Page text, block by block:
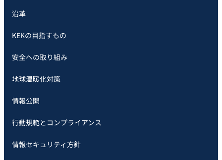
沿革
KEKの目指すもの
安全への取り組み
地球温暖化対策
情報公開
行動規範とコンプライアンス
情報セキュリティ方針